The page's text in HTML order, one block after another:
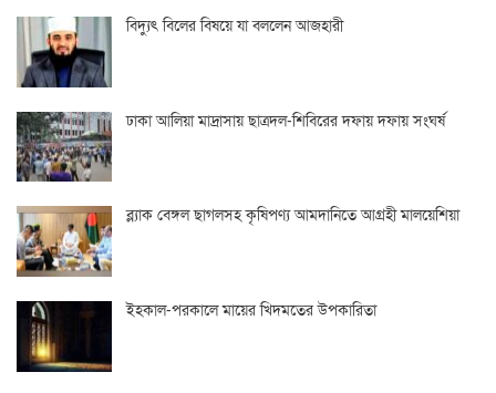
বিদ্যুৎ বিলের বিষয়ে যা বললেন আজহারী
ঢাকা আলিয়া মাদ্রাসায় ছাত্রদল-শিবিরের দফায় দফায় সংঘর্ষ
ব্ল্যাক বেঙ্গল ছাগলসহ কৃষিপণ্য আমদানিতে আগ্রহী মালয়েশিয়া
ইহকাল-পরকালে মায়ের খিদমতের উপকারিতা